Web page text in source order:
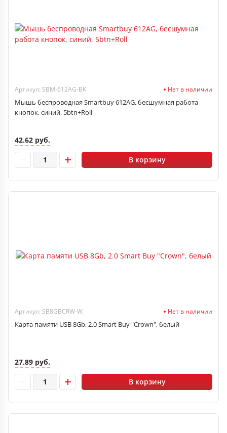
Артикул: SBM-612AG-BK Нет в наличии
Мышь беспроводная Smartbuy 612AG, бесшумная работа
кнопок, синий, 5btn+Roll
42.62 руб.
В корзину
Артикул: SB8GBCRW-W Нет в наличии
Карта памяти USB 8Gb, 2.0 Smart Buy "Crown", белый
27.89 руб.
В корзину